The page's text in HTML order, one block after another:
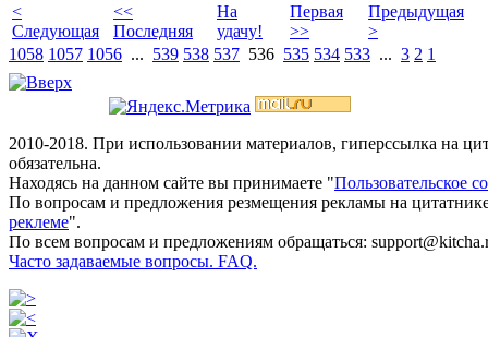
<
Следующая
<<
Последняя
На
удачу!
Первая
>>
Предыдущая
>
1058 1057 1056 ... 539 538 537 536 535 534 533 ... 3 2 1
2010-2018. При использовании материалов, гиперссылка на
обязательна.
Находясь на данном сайте вы принимаете "Пользовательское
По вопросам и предложения резмещения рекламы на
реклеме".
По всем вопросам и предложениям обращаться:
Часто задаваемые вопросы. FAQ.